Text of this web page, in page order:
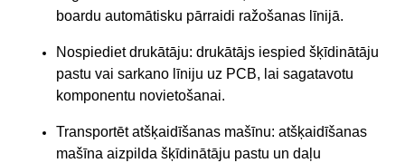
boardu automātisku pārraidi ražošanas līnijā.
Nospiediet drukātāju: drukātājs iespied šķīdinātāju
pastu vai sarkano līniju uz PCB, lai sagatavotu
komponentu novietošanai.
Transportēt atšķaidīšanas mašīnu: atšķaidīšanas
mašīna aizpilda šķīdinātāju pastu un daļu